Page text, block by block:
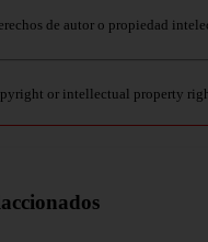
de autor o propiedad
or intellectual property